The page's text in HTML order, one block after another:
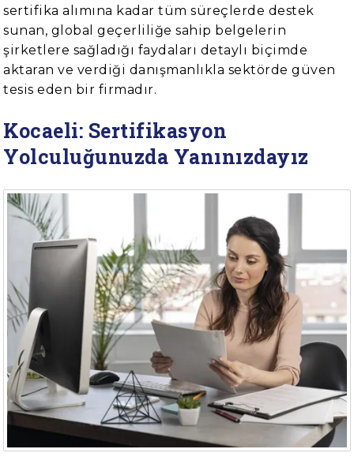
sertifika alımına kadar tüm süreçlerde destek
sunan, global geçerliliğe sahip belgelerin
şirketlere sağladığı faydaları detaylı biçimde
aktaran ve verdiği danışmanlıkla sektörde güven
tesis eden bir firmadır.
Kocaeli: Sertifikasyon
Yolculuğunuzda Yanınızdayız